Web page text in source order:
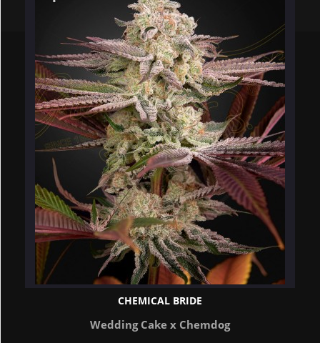
CHEMICAL BRIDE
Wedding Cake x Chemdog